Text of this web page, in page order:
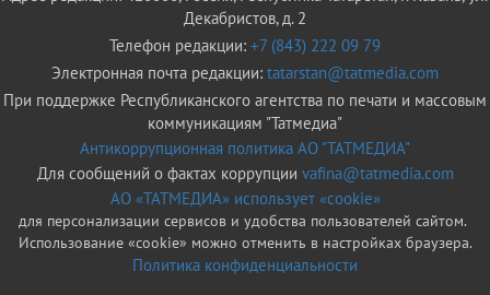
Декабристов, д. 2
Телефон редакции: +7 (843) 222 09 79
Электронная почта редакции: tatarstan@tatmedia.com
При поддержке Республиканского агентства по печати и массовым
коммуникациям "Татмедиа"
Антикоррупционная политика АО "ТАТМЕДИА"
Для сообщений о фактах коррупции vafina@tatmedia.com
АО «ТАТМЕДИА» использует «cookie»
для персонализации сервисов и удобства пользователей сайтом.
Использование «cookie» можно отменить в настройках браузера.
Политика конфиденциальности